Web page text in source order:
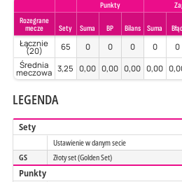
Punkty
Rozegrane
mecze
Sety Suma BP Bilans Suma Błąd
Łącznie
(20) 65 0 0 0 0 0
Średnia
meczowa 3,25 0,00 0,00 0,00 0,00
LEGENDA
Sety
Ustawienie w danym secie
GS
Złoty set (Golden Set)
Punkty